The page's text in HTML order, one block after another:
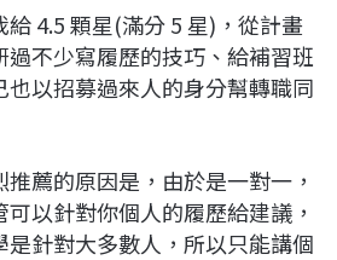
4.5 顆星(滿分 5 星)，從計畫
不少寫履歷的技巧、給補習班
以招募過來人的身分幫轉職同
薦的原因是，由於是一對一，
以針對你個人的履歷給建議，
針對大多數人，所以只能講個